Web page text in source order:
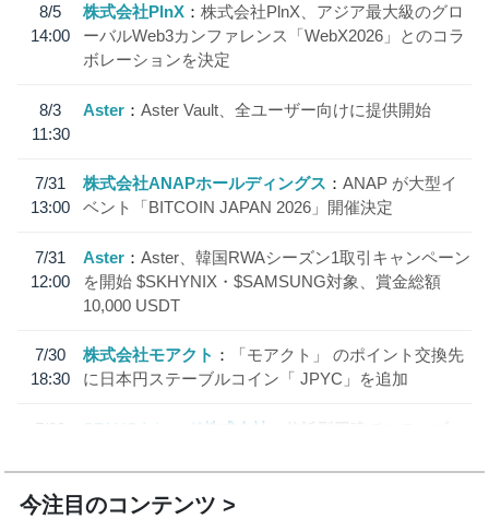
8/5
14:00
株式会社PlnX
株式会社PlnX、アジア最大級のグロ
ーバルWeb3カンファレンス「WebX2026」とのコラ
ボレーションを決定
8/3
11:30
Aster Aster Vault、全ユーザー向けに提供開始
7/31
13:00
株式会社ANAPホールディングス
ANAP が大型イ
ベント「BITCOIN JAPAN 2026」開催決定
7/31
12:00
Aster
Aster、韓国RWAシーズン1取引キャンペーン
を開始 $SKHYNIX・$SAMSUNG対象、賞金総額
10,000 USDT
7/30
18:30
株式会社モアクト
「モアクト」 のポイント交換先
に日本円ステーブルコイン「 JPYC」を追加
7/29
SBI VCトレード株式会社
信託型円建てステーブル
今注目のコンテンツ